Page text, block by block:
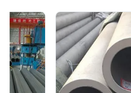
المقاوم للصدأ مزدوج
التي تحتوي على كبريتيد